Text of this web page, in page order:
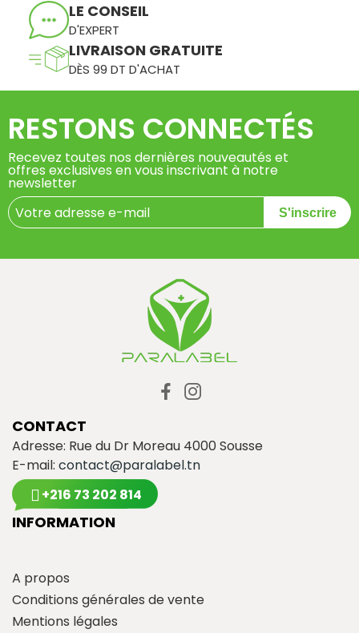
LE CONSEIL
D'EXPERT
LIVRAISON GRATUITE
DÈS 99 DT D'ACHAT
RESTONS CONNECTÉS
Recevez toutes nos dernières nouveautés et
offres exclusives en vous inscrivant à notre
newsletter
S'inscrire
CONTACT
Adresse: Rue du Dr Moreau 4000 Sousse
E-mail: contact@paralabel.tn
+216 73 202 814
INFORMATION
A propos
Conditions générales de vente
Mentions légales